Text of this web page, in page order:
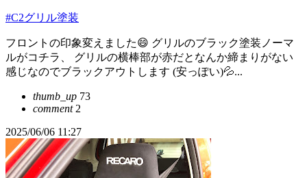
#C2グリル塗装
フロントの印象変えました😄 グリルのブラック塗装ノーマ
ルがコチラ、 グリルの横棒部が赤だとなんか締まりがない
感じなのでブラックアウトします (安っぽい)💦...
thumb_up 73
comment2
2025/06/06 11:27